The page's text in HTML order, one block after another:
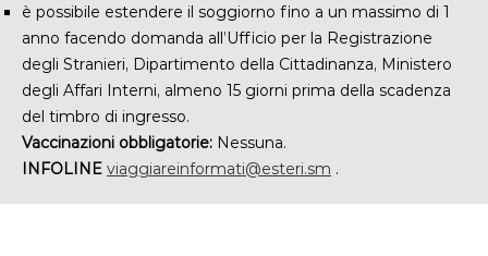
è possibile estendere il soggiorno fino a un massimo di 1
anno facendo domanda all’Ufficio per la Registrazione
degli Stranieri, Dipartimento della Cittadinanza, Ministero
degli Affari Interni, almeno 15 giorni prima della scadenza
del timbro di ingresso.
Vaccinazioni obbligatorie: Nessuna.
INFOLINE viaggiareinformati@esteri.sm .